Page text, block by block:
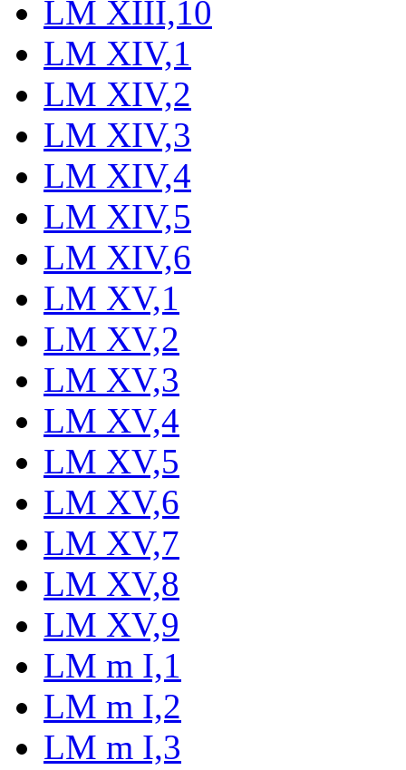
LM XIII,10
LM XIV,1
LM XIV,2
LM XIV,3
LM XIV,4
LM XIV,5
LM XIV,6
LM XV,1
LM XV,2
LM XV,3
LM XV,4
LM XV,5
LM XV,6
LM XV,7
LM XV,8
LM XV,9
LM m I,1
LM m I,2
LM m I,3